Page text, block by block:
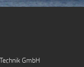
GmbH